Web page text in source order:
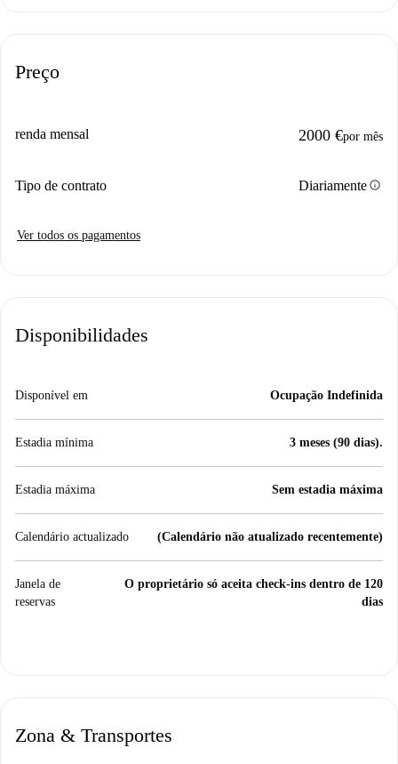
Preço
renda mensal 2000 €por mês
Tipo de contrato Diariamenteinfo
Ver todos os pagamentos
Disponibilidades
Disponível em Ocupação Indefinida
Estadia mínima 3 meses (90 dias).
Estadia máxima Sem estadia máxima
Calendário actualizado (Calendário não atualizado recentemente)
Janela de
reservas
O proprietário só aceita check-ins dentro de 120
dias
Zona & Transportes